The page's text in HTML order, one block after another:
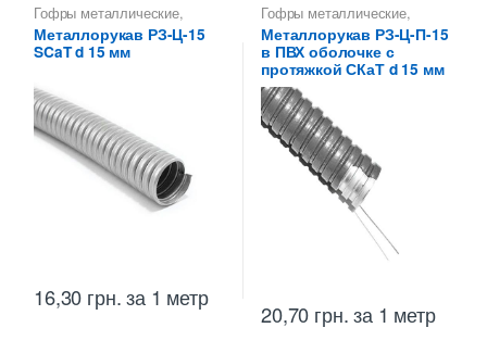
Гофры металлические,
Металлорукава 15 мм,
Металлорукава
оцинкованные,
Металлорукава СКаТ
Металлорукав РЗ-Ц-15
SCaT d 15 мм
16,30 грн. за 1 метр
Гофры металлические,
Металлорукава 15 мм,
Металлорукава для защиты
кабеля ,Металлорукава
оцинкованные,
Металлорукава РЗ
Металлорукава СКаТ
Металлорукав РЗ-Ц-П-15
в ПВХ оболочке с
протяжкой СКаТ d 15 мм
20,70 грн. за 1 метр